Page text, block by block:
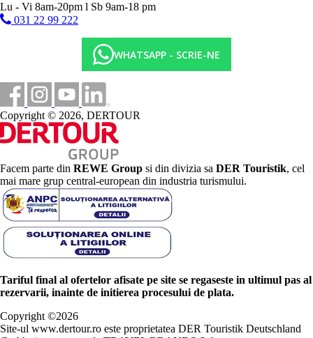
Lu - Vi 8am-20pm l Sb 9am-18 pm
031 22 99 222
WHATSAPP - SCRIE-NE
Copyright © 2026, DERTOUR
Facem parte din REWE Group si din divizia sa DER Touristik, cel
mai mare grup central-european din industria turismului.
Tariful final al ofertelor afisate pe site se regaseste in ultimul pas al
rezervarii, inainte de initierea procesului de plata.
Copyright ©2026
Site-ul www.dertour.ro este proprietatea DER Touristik Deutschland